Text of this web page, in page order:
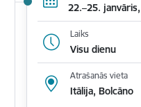
22.–25.
Laiks
Visu dienu
Atrašanās vieta
Itālija, Bolcāno